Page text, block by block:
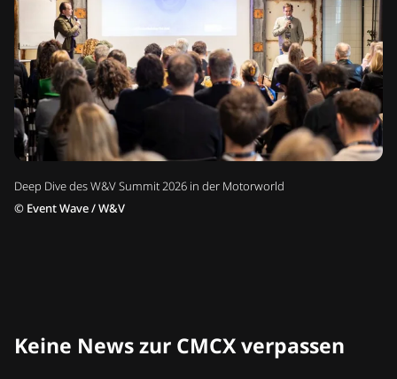
Deep Dive des W&V Summit 2026 in der Motorworld
© Event Wave / W&V
Keine News zur CMCX verpassen